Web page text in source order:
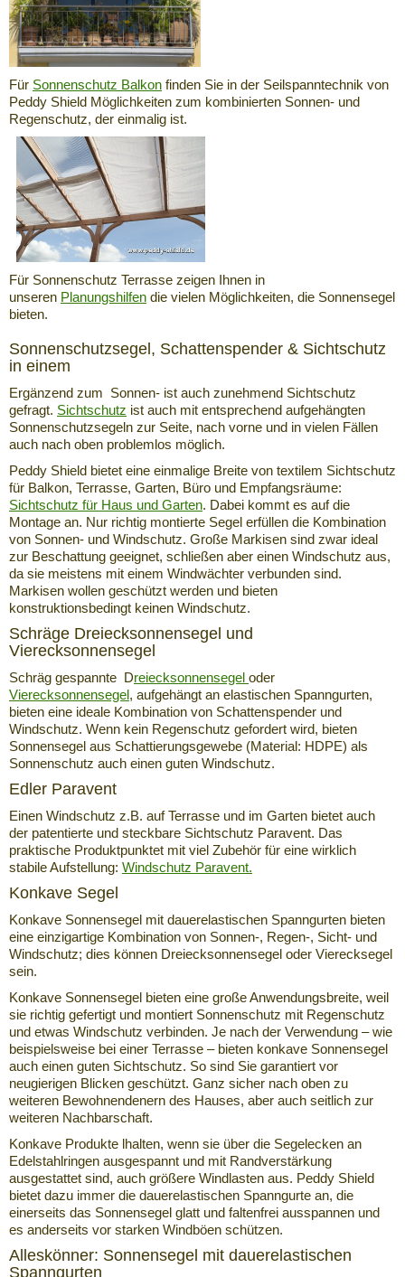
Für Sonnenschutz Balkon finden Sie in der Seilspanntechnik von
Peddy Shield Möglichkeiten zum kombinierten Sonnen- und
Regenschutz, der einmalig ist.
Für Sonnenschutz Terrasse zeigen Ihnen in
unseren Planungshilfen die vielen Möglichkeiten, die Sonnensegel
bieten.
Sonnenschutzsegel, Schattenspender & Sichtschutz
in einem
Ergänzend zum Sonnen- ist auch zunehmend Sichtschutz
gefragt. Sichtschutz ist auch mit entsprechend aufgehängten
Sonnenschutzsegeln zur Seite, nach vorne und in vielen Fällen
auch nach oben problemlos möglich.
Peddy Shield bietet eine einmalige Breite von textilem Sichtschutz
für Balkon, Terrasse, Garten, Büro und Empfangsräume:
Sichtschutz für Haus und Garten. Dabei kommt es auf die
Montage an. Nur richtig montierte Segel erfüllen die Kombination
von Sonnen- und Windschutz. Große Markisen sind zwar ideal
zur Beschattung geeignet, schließen aber einen Windschutz aus,
da sie meistens mit einem Windwächter verbunden sind.
Markisen wollen geschützt werden und bieten
konstruktionsbedingt keinen Windschutz.
Schräge Dreiecksonnensegel und
Vierecksonnensegel
Schräg gespannte Dreiecksonnensegel oder
Vierecksonnensegel, aufgehängt an elastischen Spanngurten,
bieten eine ideale Kombination von Schattenspender und
Windschutz. Wenn kein Regenschutz gefordert wird, bieten
Sonnensegel aus Schattierungsgewebe (Material: HDPE) als
Sonnenschutz auch einen guten Windschutz.
Edler Paravent
Einen Windschutz z.B. auf Terrasse und im Garten bietet auch
der patentierte und steckbare Sichtschutz Paravent. Das
praktische Produktpunktet mit viel Zubehör für eine wirklich
stabile Aufstellung: Windschutz Paravent.
Konkave Segel
Konkave Sonnensegel mit dauerelastischen Spanngurten bieten
eine einzigartige Kombination von Sonnen-, Regen-, Sicht- und
Windschutz; dies können Dreiecksonnensegel oder Vierecksegel
sein.
Konkave Sonnensegel bieten eine große Anwendungsbreite, weil
sie richtig gefertigt und montiert Sonnenschutz mit Regenschutz
und etwas Windschutz verbinden. Je nach der Verwendung – wie
beispielsweise bei einer Terrasse – bieten konkave Sonnensegel
auch einen guten Sichtschutz. So sind Sie garantiert vor
neugierigen Blicken geschützt. Ganz sicher nach oben zu
weiteren Bewohnendenern des Hauses, aber auch seitlich zur
weiteren Nachbarschaft.
Konkave Produkte lhalten, wenn sie über die Segelecken an
Edelstahlringen ausgespannt und mit Randverstärkung
ausgestattet sind, auch größere Windlasten aus. Peddy Shield
bietet dazu immer die dauerelastischen Spanngurte an, die
einerseits das Sonnensegel glatt und faltenfrei ausspannen und
es anderseits vor starken Windböen schützen.
Alleskönner: Sonnensegel mit dauerelastischen
Spanngurten